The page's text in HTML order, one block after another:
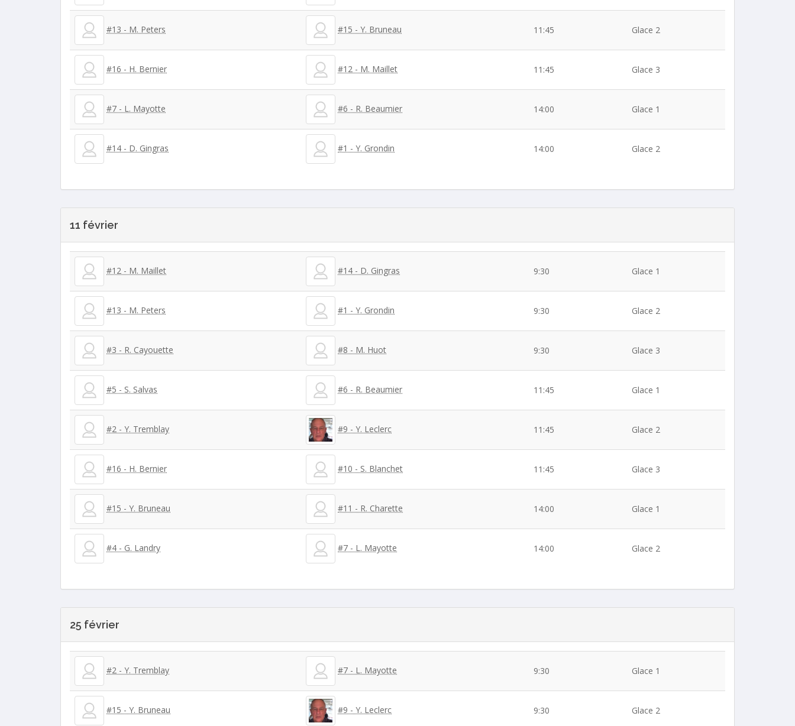
#13 - M. Peters #15 - Y. Bruneau 11:45 Glace 2
#16 - H. Bernier #12 - M. Maillet 11:45 Glace 3
#7 - L. Mayotte #6 - R. Beaumier 14:00 Glace 1
#14 - D. Gingras #1 - Y. Grondin 14:00 Glace 2
11 février
#12 - M. Maillet #14 - D. Gingras 9:30 Glace 1
#13 - M. Peters #1 - Y. Grondin 9:30 Glace 2
#3 - R. Cayouette #8 - M. Huot 9:30 Glace 3
#5 - S. Salvas #6 - R. Beaumier 11:45 Glace 1
#2 - Y. Tremblay #9 - Y. Leclerc 11:45 Glace 2
#16 - H. Bernier #10 - S. Blanchet 11:45 Glace 3
#15 - Y. Bruneau #11 - R. Charette 14:00 Glace 1
#4 - G. Landry #7 - L. Mayotte 14:00 Glace 2
25 février
#2 - Y. Tremblay #7 - L. Mayotte 9:30 Glace 1
#15 - Y. Bruneau #9 - Y. Leclerc 9:30 Glace 2